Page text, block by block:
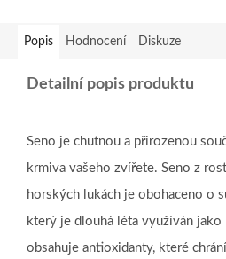
Popis Hodnocení Diskuze
Detailní popis produktu
Seno je chutnou a přirozenou
krmiva vašeho zvířete. Seno z
horských lukách je obohaceno o
který je dlouhá léta využíván jako
obsahuje antioxidanty, které